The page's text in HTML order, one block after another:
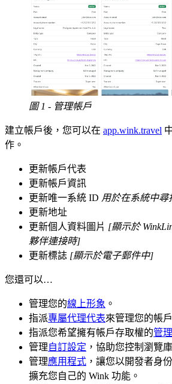
圖 1 - 管理帳戶
建立帳戶後，您可以在 app.wink.travel
作。
更新帳戶代表
更新帳戶資訊
更新唯一系統 ID 用於在系統中尋
更新地址
更新個人資料圖片 [顯示於
夥伴連接時]
更新標誌 [顯示於電子郵件中]
您還可以…
管理您的線上形象 。
指派專屬代理代表來管理您的帳
指派您希望擁有帳戶存取權的管
管理自訂設定 ，協助您控制瀏覽
管理應用程式 ，讓您以開發者身
擴充您自己的 Wink 功能。